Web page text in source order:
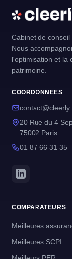
Cabinet de conseil
Nous
l'optimisation et la
patrimoine.
COORDONNEES
20 Rue du 4
75002 Paris
01 87 66 31 35
COMPARATEURS
Meilleures
Meilleures SCPI
Meilleurs PER